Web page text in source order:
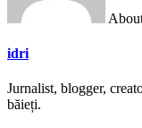
idri
Jurnalist, blogger,
băieți.